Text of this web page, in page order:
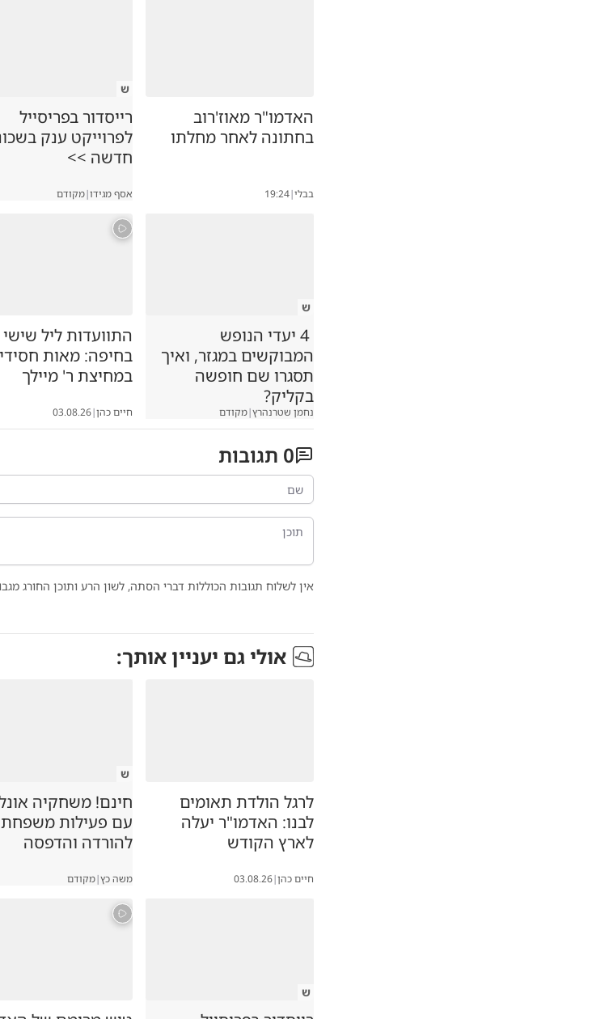
האדמו"ר מאוז'רוב
בחתונה לאחר מחלתו
בבלי|
19:24
ש
רייסדור בפריסייל
לפרוייקט ענק
חדשה >>
אסף מגידו|מקודם
ש
4 יעדי הנופש
המבוקשים במגזר, ואיך
תסגרו שם חופשה
בקליק?
נחמן שטרנהרץ|מקודם
התוועדות ליל שישי
בחיפה: מאות
במחיצת ר' מיילך
חיים כהן|
03.08.26
0 תגובות
אין לשלוח תגובות הכוללות דברי הסתה, לשון הרע ותוכן החורג
אולי גם יעניין אותך:
לרגל הולדת תאומים
לבנו: האדמו"ר יעלה
לארץ הקודש
חיים כהן|
03.08.26
ש
חינם! משחקיה
עם פעילות
להורדה והדפסה
משה כץ|מקודם
ש